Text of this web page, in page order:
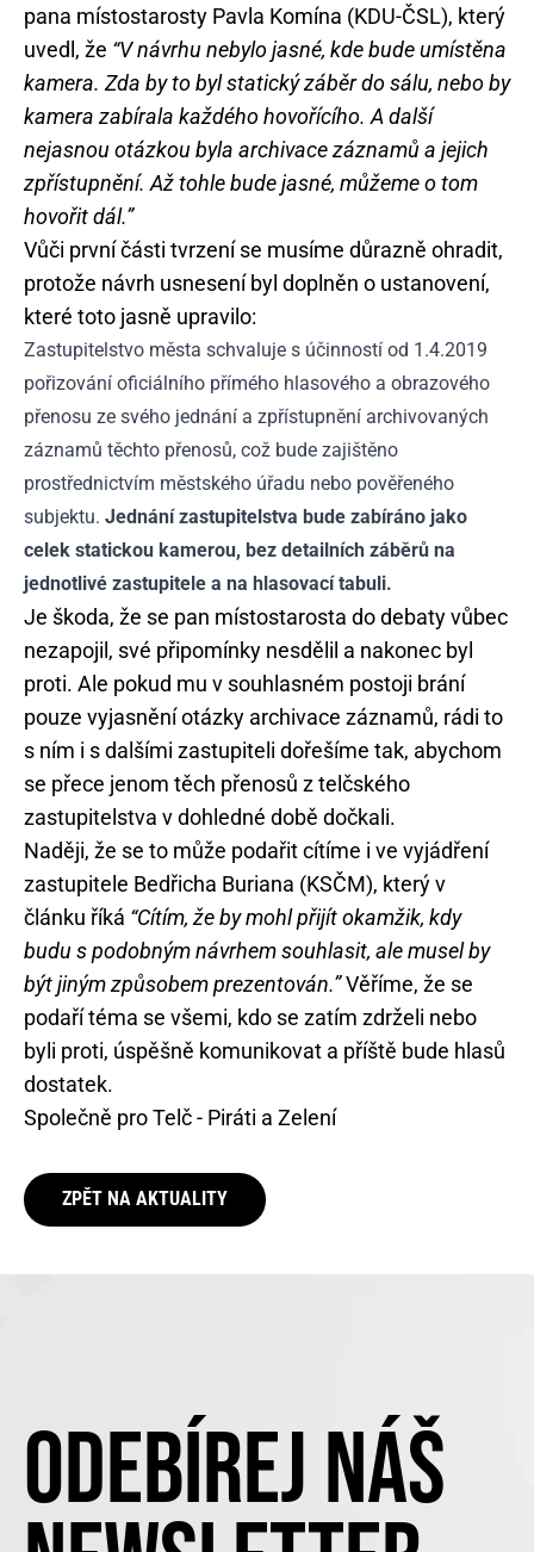
pana místostarosty Pavla Komína (KDU-ČSL), který
uvedl, že “V návrhu nebylo jasné, kde bude umístěna
kamera. Zda by to byl statický záběr do sálu, nebo by
kamera zabírala každého hovořícího. A další
nejasnou otázkou byla archivace záznamů a jejich
zpřístupnění. Až tohle bude jasné, můžeme o tom
hovořit dál.”
Vůči první části tvrzení se musíme důrazně ohradit,
protože návrh usnesení byl doplněn o ustanovení,
které toto jasně upravilo:
Zastupitelstvo města schvaluje s účinností od 1.4.2019
pořizování oficiálního přímého hlasového a obrazového
přenosu ze svého jednání a zpřístupnění archivovaných
záznamů těchto přenosů, což bude zajištěno
prostřednictvím městského úřadu nebo pověřeného
subjektu. Jednání zastupitelstva bude zabíráno jako
celek statickou kamerou, bez detailních záběrů na
jednotlivé zastupitele a na hlasovací tabuli.
Je škoda, že se pan místostarosta do debaty vůbec
nezapojil, své připomínky nesdělil a nakonec byl
proti. Ale pokud mu v souhlasném postoji brání
pouze vyjasnění otázky archivace záznamů, rádi to
s ním i s dalšími zastupiteli dořešíme tak, abychom
se přece jenom těch přenosů z telčského
zastupitelstva v dohledné době dočkali.
Naději, že se to může podařit cítíme i ve vyjádření
zastupitele Bedřicha Buriana (KSČM), který v
článku říká “Cítím, že by mohl přijít okamžik, kdy
budu s podobným návrhem souhlasit, ale musel by
být jiným způsobem prezentován.”Věříme, že se
podaří téma se všemi, kdo se zatím zdrželi nebo
byli proti, úspěšně komunikovat a příště bude hlasů
dostatek.
Společně pro Telč - Piráti a Zelení
ZPĚT NA AKTUALITY
ODEBÍREJ NÁŠ